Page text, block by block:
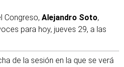
Congreso, Alejandro Soto,
para hoy, jueves 29, a las
de la sesión en la que se verá